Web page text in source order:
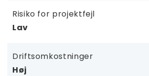
Risiko for projektfejl
Lav
Driftsomkostninger
Høj